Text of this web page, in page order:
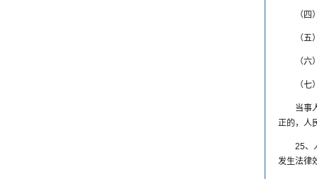
（
（
（
（
当事
正的，人
25、
发生法律